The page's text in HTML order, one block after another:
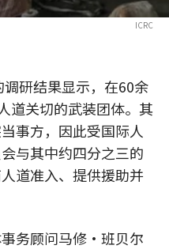
ICRC
研结果显示，在60余
道关切的武装团体。其
事方，因此受国际人
与其中约四分之三的
道准入、提供援助并
务顾问马修·班贝尔